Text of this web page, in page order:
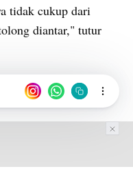
tidak cukup dari
diantar," tutur
Sektor Riil